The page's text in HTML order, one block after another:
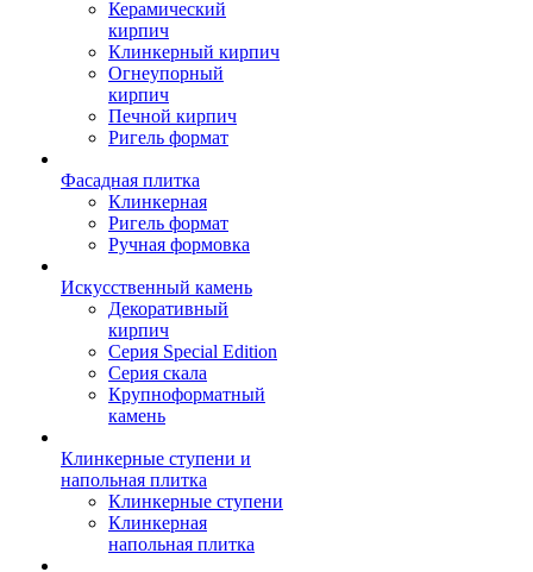
Керамический
кирпич
Клинкерный кирпич
Огнеупорный
кирпич
Печной кирпич
Ригель формат
Фасадная плитка
Клинкерная
Ригель формат
Ручная формовка
Искусственный камень
Декоративный
кирпич
Серия Special Edition
Серия скала
Крупноформатный
камень
Клинкерные ступени и
напольная плитка
Клинкерные ступени
Клинкерная
напольная плитка